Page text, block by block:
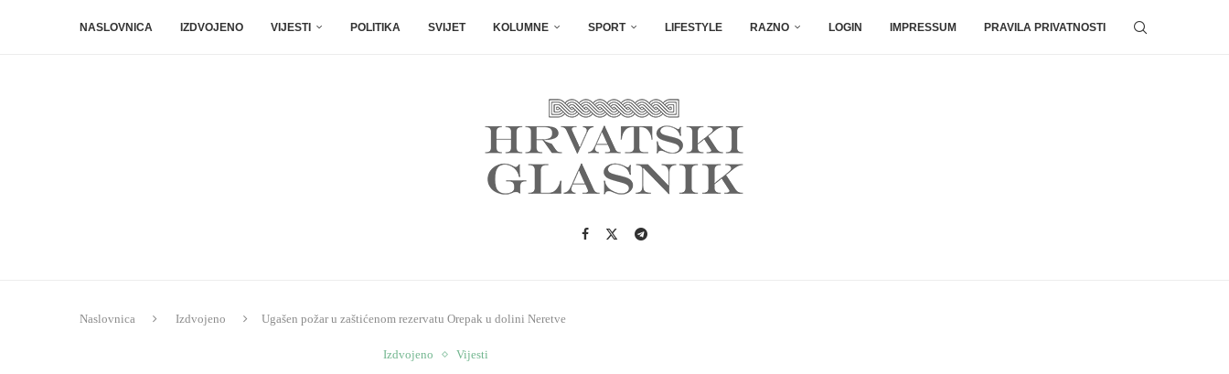
NASLOVNICA IZDVOJENO VIJESTI POLITIKA SVIJET KOLUMNE SPORT LIFESTYLE RAZNO LOGIN IMPRESSUM PRAVILA PRIVATNOSTI
Naslovnica Izdvojeno Ugašen požar u zaštićenom rezervatu Orepak u dolini Neretve
Izdvojeno Vijesti